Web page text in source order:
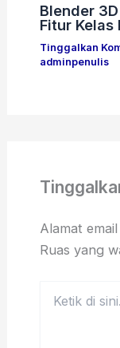
Blender
Fitur Kelas
Tinggalkan
adminpenulis
Alamat
Ruas yang